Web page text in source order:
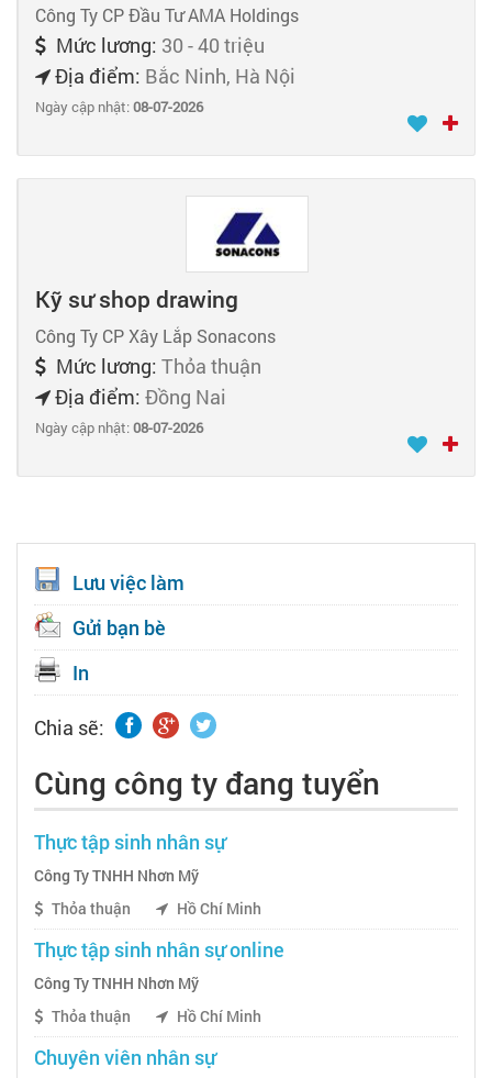
Công Ty CP Đầu Tư AMA Holdings
Mức lương: 30 - 40 triệu
Địa điểm: Bắc Ninh, Hà Nội
Ngày cập nhật:08-07-2026
Kỹ sư shop drawing
Công Ty CP Xây Lắp Sonacons
Mức lương: Thỏa thuận
Địa điểm: Đồng Nai
Ngày cập nhật:08-07-2026
Lưu việc làm
Gửi bạn bè
In
Chia sẽ:
Cùng công ty đang tuyển
Thực tập sinh nhân sự
Công Ty TNHH Nhơn Mỹ
Thỏa thuận
Hồ Chí Minh
Thực tập sinh nhân sự online
Công Ty TNHH Nhơn Mỹ
Thỏa thuận
Hồ Chí Minh
Chuyên viên nhân sự